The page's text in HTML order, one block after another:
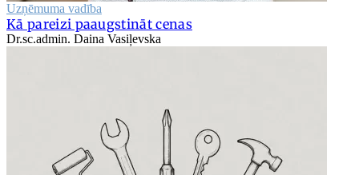
Uzņēmuma vadība
Kā pareizi paaugstināt cenas
Dr.sc.admin. Daina Vasiļevska